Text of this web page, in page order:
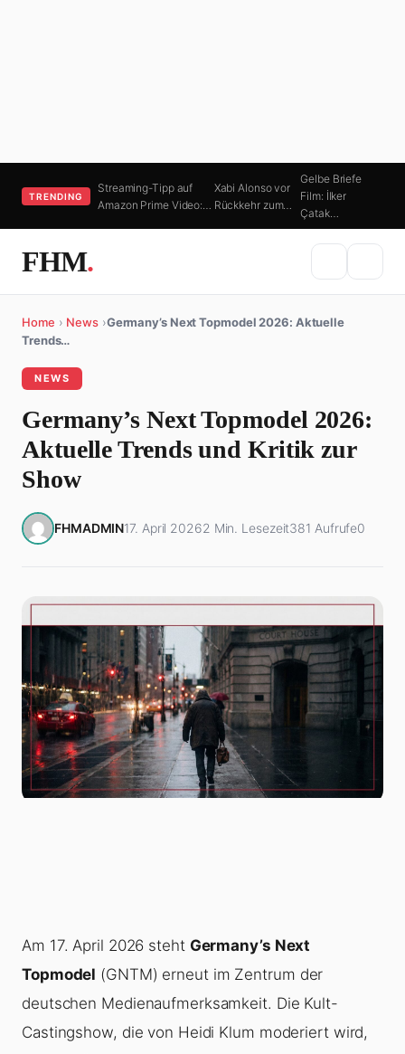
TRENDING
Streaming-Tipp auf
Amazon Prime Video:…
Xabi Alonso vor
Rückkehr zum…
Gelbe Briefe
Film: İlker
Çatak…
FHM.
Home › News ›Germany’s Next Topmodel 2026: Aktuelle
Trends…
NEWS
Germany’s Next Topmodel 2026:
Aktuelle Trends und Kritik zur
Show
FHMADMIN17. April 20262 Min. Lesezeit381 Aufrufe0
Am 17. April 2026 steht Germany’s Next
Topmodel (GNTM) erneut im Zentrum der
deutschen Medienaufmerksamkeit. Die Kult-
Castingshow, die von Heidi Klum moderiert wird,